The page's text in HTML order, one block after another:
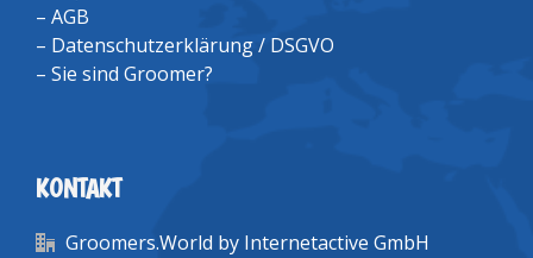
– AGB
– Datenschutzerklärung / DSGVO
– Sie sind Groomer?
KONTAKT
Groomers.World by Internetactive GmbH